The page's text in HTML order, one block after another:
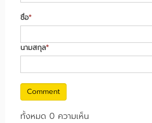
ชื่อ*
นามสกุล*
Comment
ทั้งหมด 0 ความเห็น